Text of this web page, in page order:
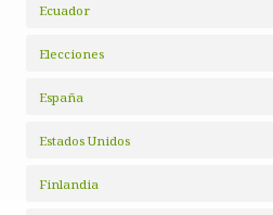
Ecuador
Elecciones
España
Estados Unidos
Finlandia